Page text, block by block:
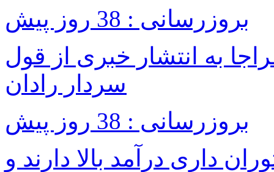
بروزرسانی : 38 روز پیش
به انتشار خبری از قول
سردار رادان
بروزرسانی : 38 روز پیش
داری درآمد بالا دارند و